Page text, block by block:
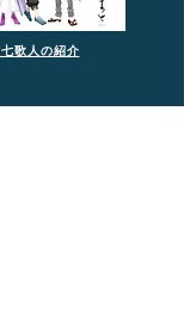
歌人の紹介